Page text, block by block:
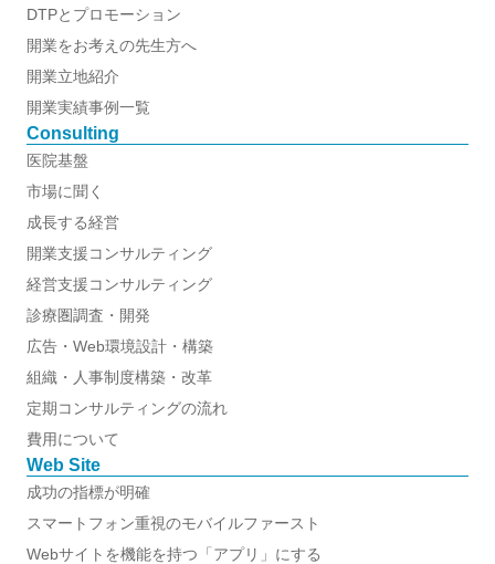
DTPとプロモーション
開業をお考えの先生方へ
開業立地紹介
開業実績事例一覧
Consulting
医院基盤
市場に聞く
成長する経営
開業支援コンサルティング
経営支援コンサルティング
診療圏調査・開発
広告・Web環境設計・構築
組織・人事制度構築・改革
定期コンサルティングの流れ
費用について
Web Site
成功の指標が明確
スマートフォン重視のモバイルファースト
Webサイトを機能を持つ「アプリ」にする